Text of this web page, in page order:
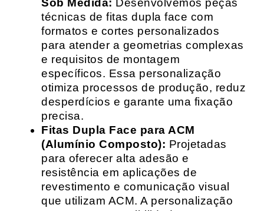
Sob Medida: Desenvolvemos peças
técnicas de fitas dupla face com
formatos e cortes personalizados
para atender a geometrias complexas
e requisitos de montagem
específicos. Essa personalização
otimiza processos de produção, reduz
desperdícios e garante uma fixação
precisa.
Fitas Dupla Face para ACM
(Alumínio Composto): Projetadas
para oferecer alta adesão e
resistência em aplicações de
revestimento e comunicação visual
que utilizam ACM. A personalização